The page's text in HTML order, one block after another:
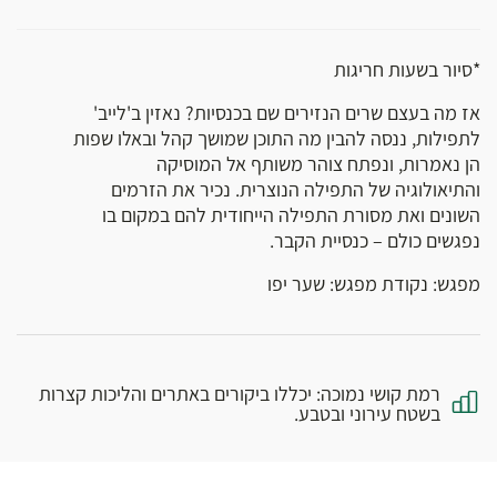
*סיור בשעות חריגות
אז מה בעצם שרים הנזירים שם בכנסיות? נאזין ב'לייב'
לתפילות, ננסה להבין מה התוכן שמושך קהל ובאלו שפות
הן נאמרות, ונפתח צוהר משותף אל המוסיקה
והתיאולוגיה של התפילה הנוצרית. נכיר את הזרמים
השונים ואת מסורת התפילה הייחודית להם במקום בו
נפגשים כולם – כנסיית הקבר.
מפגש: נקודת מפגש: שער יפו
רמת קושי נמוכה: יכללו ביקורים באתרים והליכות קצרות
בשטח עירוני ובטבע.